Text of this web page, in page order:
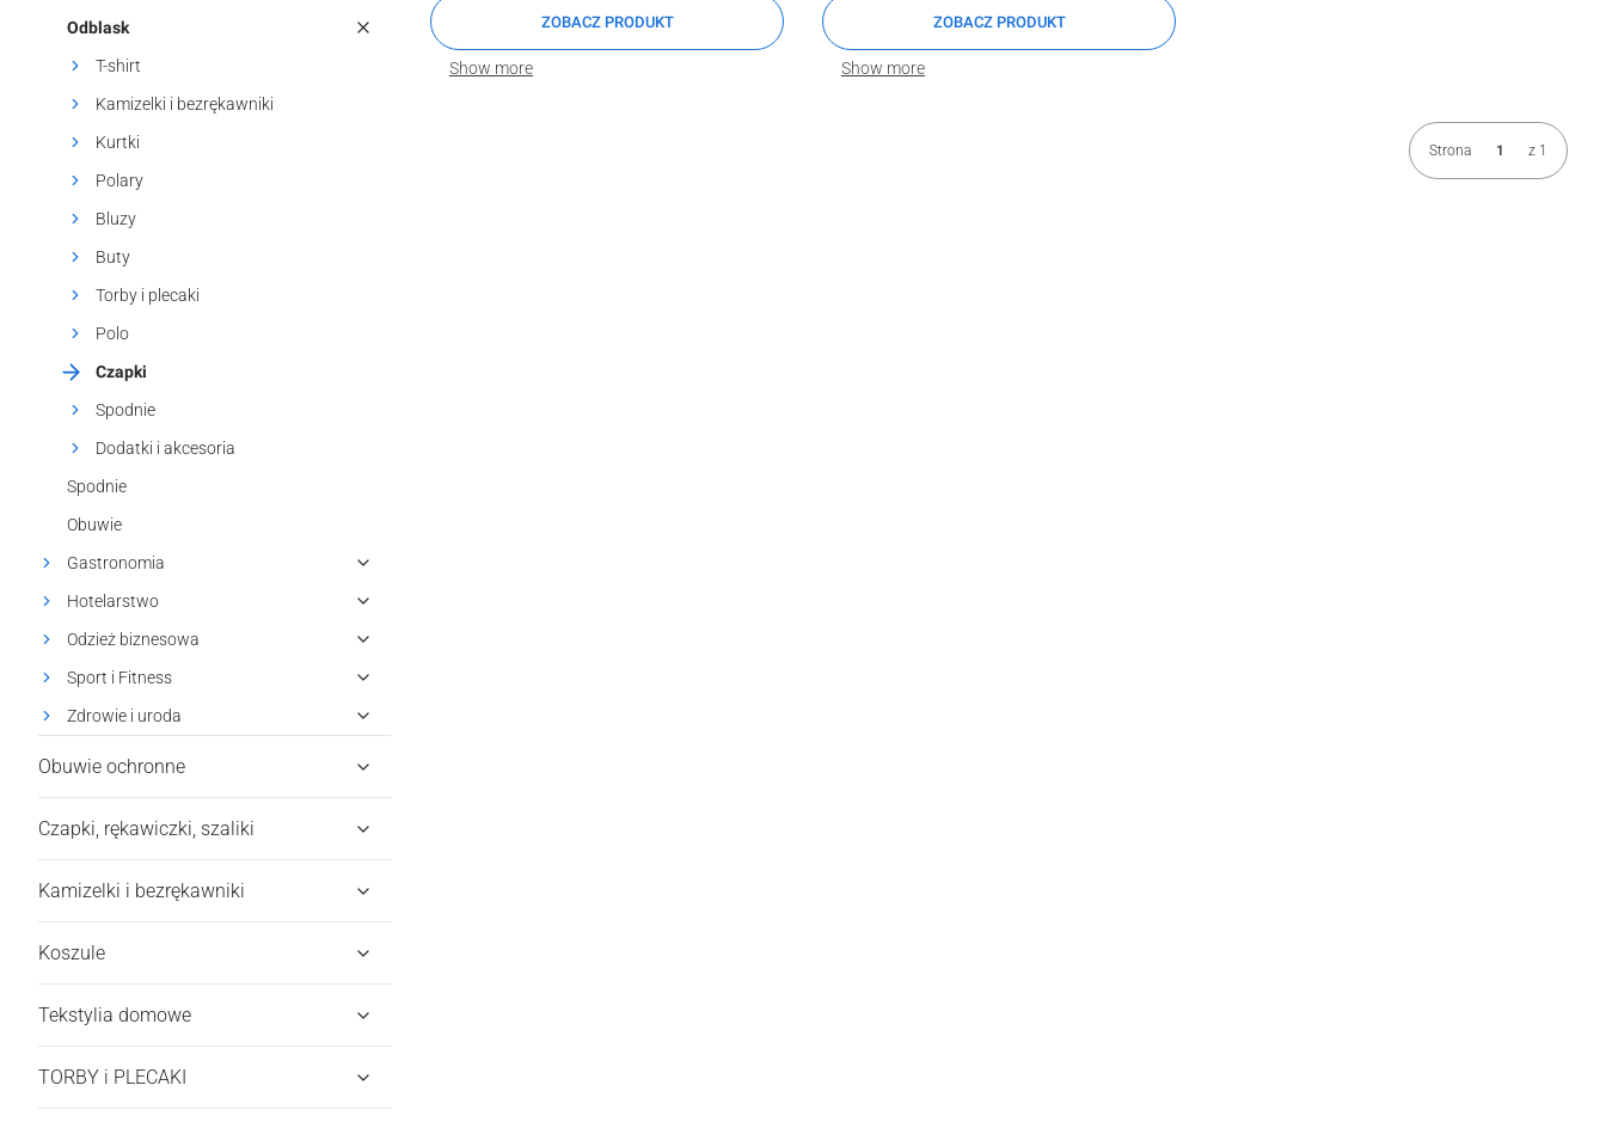
Odblask
T-shirt
Kamizelki i bezrękawniki
Kurtki
Polary
Bluzy
Buty
Torby i plecaki
Polo
Czapki
Spodnie
Dodatki i akcesoria
Spodnie
Obuwie
Gastronomia
Hotelarstwo
Odzież biznesowa
Sport i Fitness
Zdrowie i uroda
Obuwie ochronne
Czapki, rękawiczki, szaliki
Kamizelki i bezrękawniki
Koszule
Tekstylia domowe
TORBY i PLECAKI
ZOBACZ PRODUKT
Show more
ZOBACZ PRODUKT
Show more
Strona z 1